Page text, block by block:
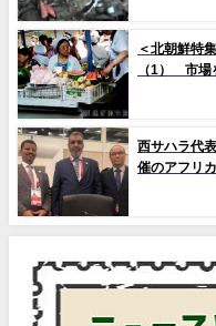
＜北朝鮮特
（1） 市場
西サハラ代
催のアフリ